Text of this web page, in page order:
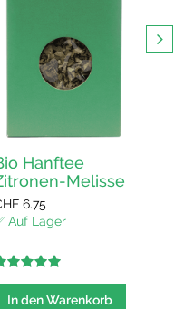
Hanftee
Melisse
6.75
Auf Lager
out of
In den Warenkorb
✅ Auf